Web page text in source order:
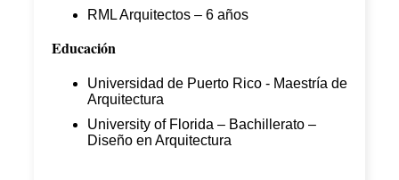
RML Arquitectos – 6 años
Educación
Universidad de Puerto Rico - Maestría de
Arquitectura
University of Florida – Bachillerato –
Diseño en Arquitectura